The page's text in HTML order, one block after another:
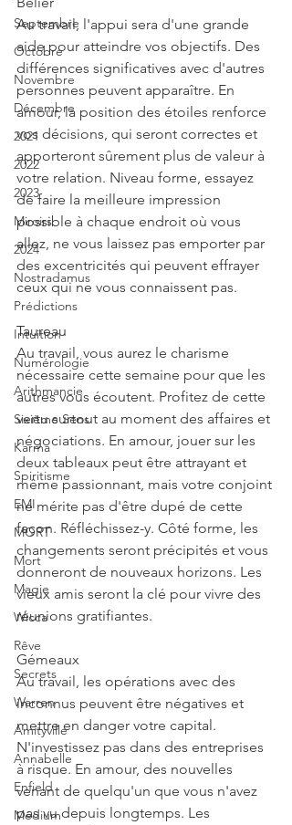
Septembre
Octobre
Novembre
Décembre
2021
2022
2023
Miroirs
2024
Nostradamus
Prédictions
Intuition
Numérologie
Arithmancie
Sixième Sens
Karma
Spiritisme
EMI
MORT
Mort
Magie
Wicca
Rêve
Secrets
Warren
Amityville
Annabelle
Enfield
Médium
Au travail, l'appui sera d'une grande
aide pour atteindre vos objectifs. Des
différences significatives avec d'autres
personnes peuvent apparaître. En
amour, la position des étoiles renforce
vos décisions, qui seront correctes et
apporteront sûrement plus de valeur à
votre relation. Niveau forme, essayez
de faire la meilleure impression
possible à chaque endroit où vous
allez, ne vous laissez pas emporter par
des excentricités qui peuvent effrayer
ceux qui ne vous connaissent pas.
Taureau
Au travail, vous aurez le charisme
nécessaire cette semaine pour que les
autres vous écoutent. Profitez de cette
vertu surtout au moment des affaires et
négociations. En amour, jouer sur les
deux tableaux peut être attrayant et
même passionnant, mais votre conjoint
ne mérite pas d'être dupé de cette
façon. Réfléchissez-y. Côté forme, les
changements seront précipités et vous
donneront de nouveaux horizons. Les
vieux amis seront la clé pour vivre des
réunions gratifiantes.
Gémeaux
Au travail, les opérations avec des
inconnus peuvent être négatives et
mettre en danger votre capital.
N'investissez pas dans des entreprises
à risque. En amour, des nouvelles
venant de quelqu'un que vous n'avez
pas vu depuis longtemps. Les